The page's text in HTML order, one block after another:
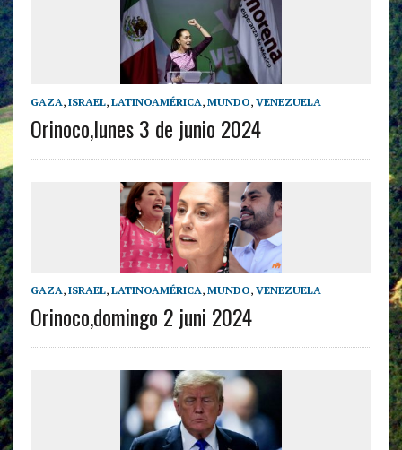
GAZA, ISRAEL, LATINOAMÉRICA, MUNDO, VENEZUELA
Orinoco,lunes 3 de junio 2024
GAZA, ISRAEL, LATINOAMÉRICA, MUNDO, VENEZUELA
Orinoco,domingo 2 juni 2024